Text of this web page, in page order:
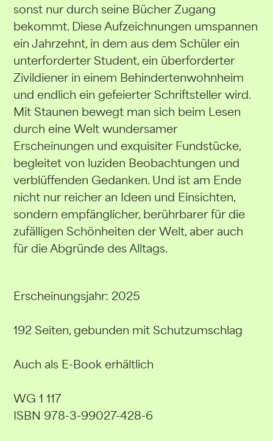
sonst nur durch seine Bücher Zugang
bekommt. Diese Aufzeichnungen umspannen
ein Jahrzehnt, in dem aus dem Schüler ein
unterforderter Student, ein überforderter
Zivildiener in einem Behindertenwohnheim
und endlich ein gefeierter Schriftsteller wird.
Mit Staunen bewegt man sich beim Lesen
durch eine Welt wundersamer
Erscheinungen und exquisiter Fundstücke,
begleitet von luziden Beobachtungen und
verblüffenden Gedanken. Und ist am Ende
nicht nur reicher an Ideen und Einsichten,
sondern empfänglicher, berührbarer für die
zufälligen Schönheiten der Welt, aber auch
für die Abgründe des Alltags.
Erscheinungsjahr: 2025
192 Seiten, gebunden mit Schutzumschlag
Auch als E-Book erhältlich
WG 1 117
ISBN 978-3-99027-428-6